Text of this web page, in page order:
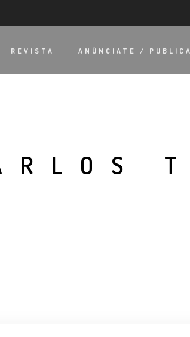
REVISTA ANÚNCIATE / PUBLICA